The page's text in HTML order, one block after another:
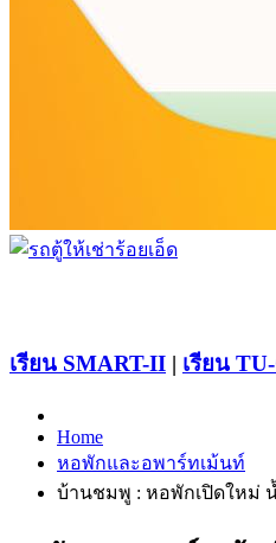
เรียน SMART-II | เรียน
Home
หอพักและอพาร์ทเม้นท์
บ้านชมพู : หอพักเปิดใหม่